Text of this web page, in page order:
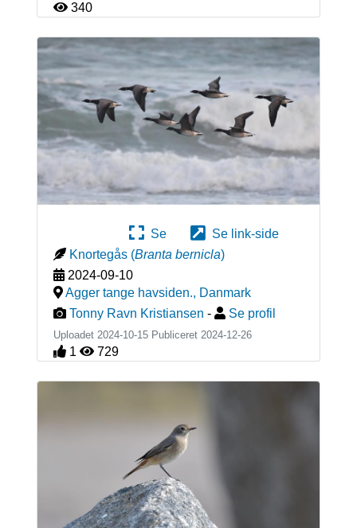
340
Se
Se link-side
Knortegås (Branta bernicla)
2024-09-10
Agger tange havsiden., Danmark
Tonny Ravn Kristiansen - Se profil
Uploadet 2024-10-15 Publiceret 2024-12-26
1 729